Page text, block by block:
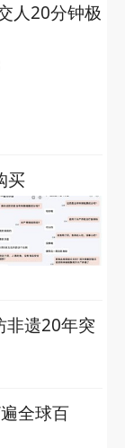
人20分钟极
买
非遗20年突
全球百